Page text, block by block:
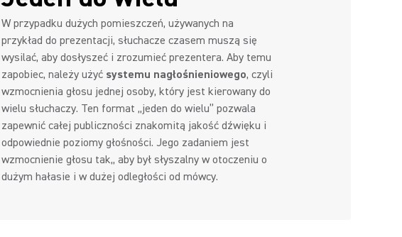
W przypadku dużych pomieszczeń, używanych na
przykład do prezentacji, słuchacze czasem muszą się
wysilać, aby dosłyszeć i zrozumieć prezentera. Aby temu
zapobiec, należy użyć systemu nagłośnieniowego, czyli
wzmocnienia głosu jednej osoby, który jest kierowany do
wielu słuchaczy. Ten format „jeden do wielu” pozwala
zapewnić całej publiczności znakomitą jakość dźwięku i
odpowiednie poziomy głośności. Jego zadaniem jest
wzmocnienie głosu tak,, aby był słyszalny w otoczeniu o
dużym hałasie i w dużej odległości od mówcy.